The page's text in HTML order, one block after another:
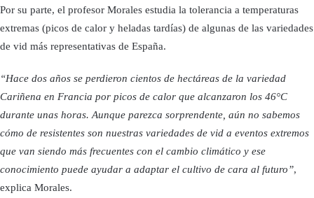
Por su parte, el profesor Morales estudia la tolerancia a temperaturas
extremas (picos de calor y heladas tardías) de algunas de las variedades
de vid más representativas de España.
“Hace dos años se perdieron cientos de hectáreas de la variedad
Cariñena en Francia por picos de calor que alcanzaron los 46°C
durante unas horas. Aunque parezca sorprendente, aún no sabemos
cómo de resistentes son nuestras variedades de vid a eventos extremos
que van siendo más frecuentes con el cambio climático y ese
conocimiento puede ayudar a adaptar el cultivo de cara al futuro”,
explica Morales.